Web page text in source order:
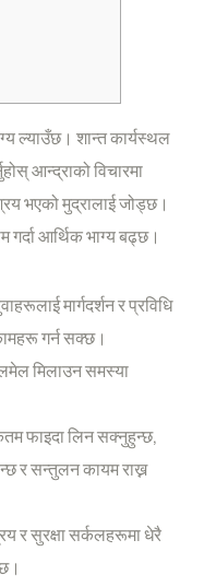
ल्याउँछ। शान्त कार्यस्थल
आन्द्राको विचारमा
भएको मुद्रालाई जोड्छ।
गर्दा आर्थिक भाग्य बढ्छ।
मार्गदर्शन र प्रविधि
गर्न सक्छ।
मिलाउन समस्या
फाइदा लिन सक्नुहुन्छ,
र सन्तुलन कायम राख्न
र सुरक्षा सर्कलहरूमा धेरै